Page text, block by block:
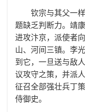
钦宗与其父一
题缺乏判断力。靖
进攻汴京，派使者
山、河间三镇。李
到它，一旦送与敌
议攻守之策，并派
征召全部强壮兵丁
侍御史。